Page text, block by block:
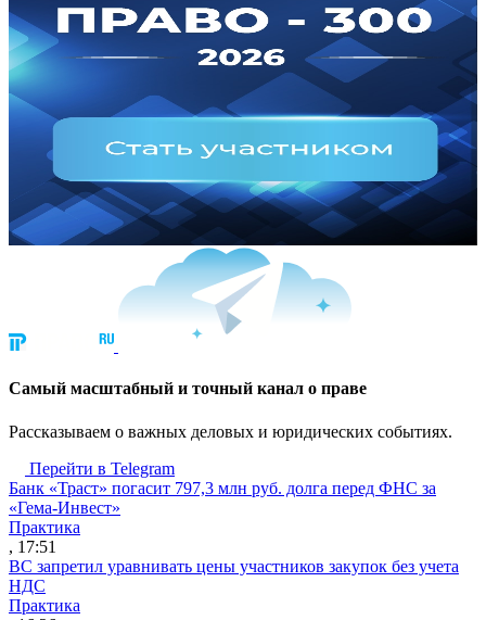
Cамый масштабный и точный канал о праве
Рассказываем о важных деловых и юридических событиях.
Перейти в Telegram
Банк «Траст» погасит 797,3 млн руб. долга перед ФНС за
«Гема-Инвест»
Практика
, 17:51
ВС запретил уравнивать цены участников закупок без учета
НДС
Практика